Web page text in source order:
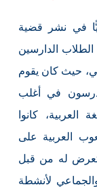
في نشر قضية
الدارسين
حيث كان يقوم
في أغلب
العربية، كانوا
العربية على
له من قبل
لأنشطة